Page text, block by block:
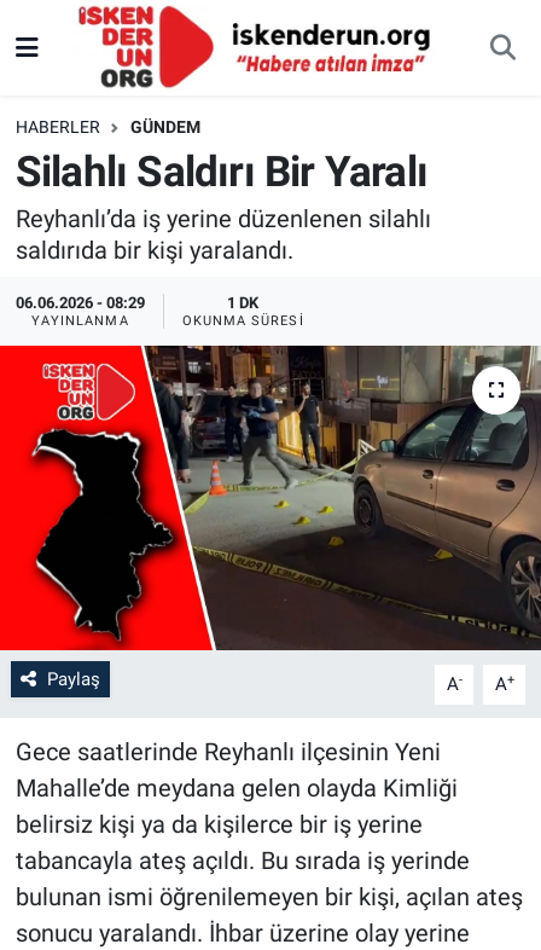
HABERLER GÜNDEM
Silahlı Saldırı Bir Yaralı
Reyhanlı’da iş yerine düzenlenen silahlı
saldırıda bir kişi yaralandı.
06.06.2026 - 08:29
YAYINLANMA
1 DK
OKUNMA SÜRESI
Paylaş A- A+
Gece saatlerinde Reyhanlı ilçesinin Yeni
Mahalle’de meydana gelen olayda Kimliği
belirsiz kişi ya da kişilerce bir iş yerine
tabancayla ateş açıldı. Bu sırada iş yerinde
bulunan ismi öğrenilemeyen bir kişi, açılan ateş
sonucu yaralandı. İhbar üzerine olay yerine